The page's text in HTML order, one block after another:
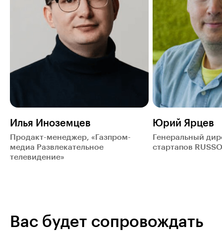
Илья Иноземцев
Продакт-менеджер, «Газпром-
медиа Развлекательное
телевидение»
Юрий Ярцев
Генеральный
стартапов
Вас будет сопровождать